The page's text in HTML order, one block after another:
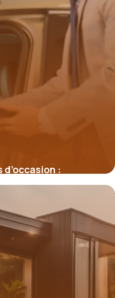
:
gagnent-ils